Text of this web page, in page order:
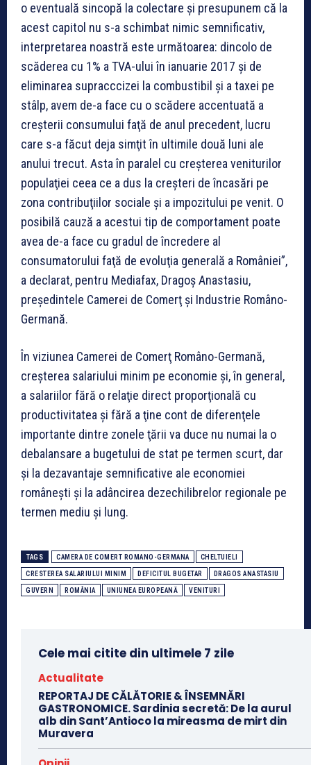
o eventuală sincopă la colectare şi presupunem că la
acest capitol nu s-a schimbat nimic semnificativ,
interpretarea noastră este următoarea: dincolo de
scăderea cu 1% a TVA-ului în ianuarie 2017 şi de
eliminarea supracccizei la combustibil şi a taxei pe
stâlp, avem de-a face cu o scădere accentuată a
creşterii consumului faţă de anul precedent, lucru
care s-a făcut deja simţit în ultimile două luni ale
anului trecut. Asta în paralel cu creşterea veniturilor
populaţiei ceea ce a dus la creşteri de încasări pe
zona contribuţiilor sociale şi a impozitului pe venit. O
posibilă cauză a acestui tip de comportament poate
avea de-a face cu gradul de încredere al
consumatorului faţă de evoluţia generală a României”,
a declarat, pentru Mediafax, Dragoş Anastasiu,
preşedintele Camerei de Comerţ şi Industrie Româno-
Germană.
În viziunea Camerei de Comerţ Româno-Germană,
creșterea salariului minim pe economie şi, în general,
a salariilor fără o relaţie direct proporţională cu
productivitatea şi fără a ţine cont de diferenţele
importante dintre zonele ţării va duce nu numai la o
debalansare a bugetului de stat pe termen scurt, dar
şi la dezavantaje semnificative ale economiei
româneşti și la adâncirea dezechilibrelor regionale pe
termen mediu și lung.
TAGS CAMERA DE COMERT ROMANO-GERMANA CHELTUIELI
CRESTEREA SALARIULUI MINIM DEFICITUL BUGETAR DRAGOS ANASTASIU
GUVERN ROMÂNIA UNIUNEA EUROPEANĂ VENITURI
Cele mai citite din ultimele 7 zile
Actualitate
REPORTAJ DE CĂLĂTORIE & ÎNSEMNĂRI
GASTRONOMICE. Sardinia secretă: De la aurul
alb din Sant’Antioco la mireasma de mirt din
Muravera